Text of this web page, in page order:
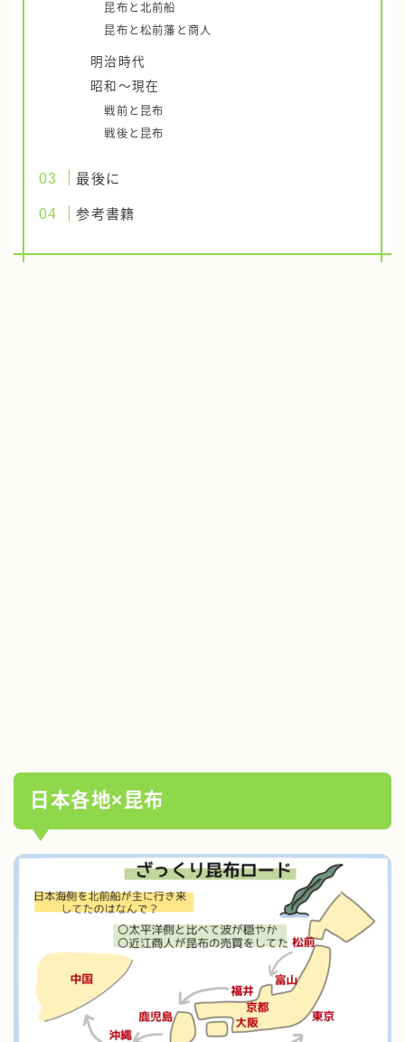
昆布と北前船
昆布と松前藩と商人
明治時代
昭和～現在
戦前と昆布
戦後と昆布
最後に
参考書籍
日本各地×昆布